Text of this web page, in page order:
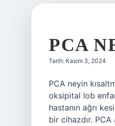
PCA
Tarih: Kasım 3, 2024
PCA neyin
oksipital lob
hastanın ağrı
bir cihazdır. PCA